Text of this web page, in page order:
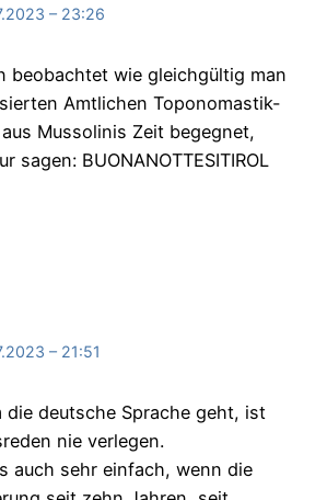
– 23:26
beobachtet wie gleichgültig man
Amtlichen Toponomastik-
Mussolinis Zeit begegnet,
sagen: BUONANOTTESITIROL
– 21:51
die deutsche Sprache geht, ist
nie verlegen.
auch sehr einfach, wenn die